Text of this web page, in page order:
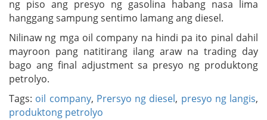
ng piso ang presyo ng gasolina habang nasa lima
hanggang sampung sentimo lamang ang diesel.
Nilinaw ng mga oil company na hindi pa ito pinal dahil
mayroon pang natitirang ilang araw na trading day
bago ang final adjustment sa presyo ng produktong
petrolyo.
Tags: oil company, Prersyo ng diesel, presyo ng langis,
produktong petrolyo